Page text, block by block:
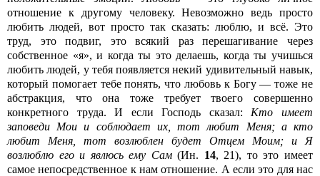
отношение к другому человеку. Невозможно ведь просто
любить людей, вот просто так сказать: люблю, и всё. Это
труд, это подвиг, это всякий раз перешагивание через
собственное «я», и когда ты это делаешь, когда ты учишься
любить людей, у тебя появляется некий удивительный навык,
который помогает тебе понять, что любовь к Богу — тоже не
абстракция, что она тоже требует твоего совершенно
конкретного труда. И если Господь сказал: Кто имеет
заповеди Мои и соблюдает их, тот любит Меня; а кто
любит Меня, тот возлюблен будет Отцем Моим; и Я
возлюблю его и явлюсь ему Сам(Ин. 14, 21), то это имеет
самое непосредственное к нам отношение. А если это для нас